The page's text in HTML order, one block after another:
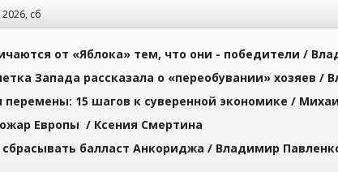
2026, сб
от «Яблока» тем, что они - победители /
Запада рассказала о «переобувании» хозяев /
перемены: 15 шагов к суверенной экономике /
Европы / Ксения Смертина
сбрасывать балласт Анкориджа / Владимир